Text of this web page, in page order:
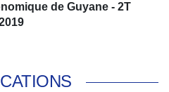
de Guyane - 2T